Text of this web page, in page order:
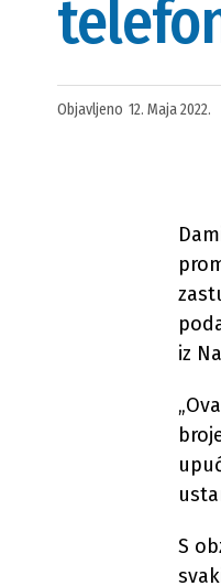
Objavljeno 12. Maja 2022.
iz
S